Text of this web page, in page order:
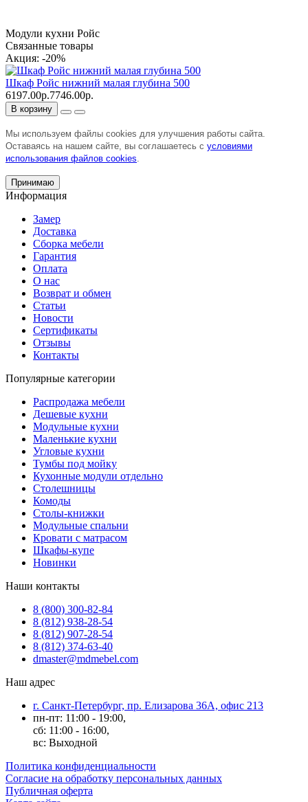
Модули кухни Ройс
Связанные товары
Акция: -20%
Шкаф Ройс нижний малая глубина 500
6197.00р.7746.00р.
В корзину
Мы используем файлы cookies для улучшения работы сайта.
Оставаясь на нашем сайте, вы соглашаетесь с условиями
использования файлов cookies
Принимаю
Информация
Замер
Доставка
Сборка мебели
Гарантия
Оплата
О нас
Возврат и обмен
Статьи
Новости
Сертификаты
Отзывы
Контакты
Популярные категории
Распродажа мебели
Дешевые кухни
Модульные кухни
Маленькие кухни
Угловые кухни
Тумбы под мойку
Кухонные модули отдельно
Столешницы
Комоды
Столы-книжки
Модульные спальни
Кровати с матрасом
Шкафы-купе
Новинки
Наши контакты
8 (800) 300-82-84
8 (812) 938-28-54
8 (812) 907-28-54
8 (812) 374-63-40
dmaster@mdmebel.com
Наш адрес
г. Санкт-Петербург, пр. Елизарова 36А, офис 213
пн-пт: 11:00 - 19:00,
сб: 11:00 - 16:00,
вс: Выходной
Политика конфиденциальности
Согласие на обработку персональных данных
Публичная оферта